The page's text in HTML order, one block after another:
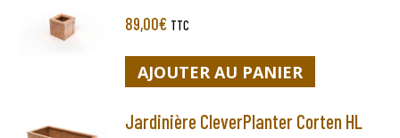
89,00€ TTC
AJOUTER AU PANIER
Jardinière CleverPlanter Corten HL